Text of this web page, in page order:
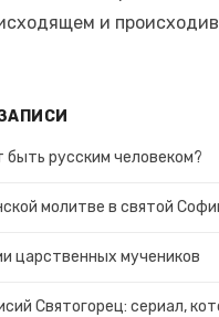
и
быть русским человеком?
молитве в святой
царственных мучеников
Святогорец: сериал,